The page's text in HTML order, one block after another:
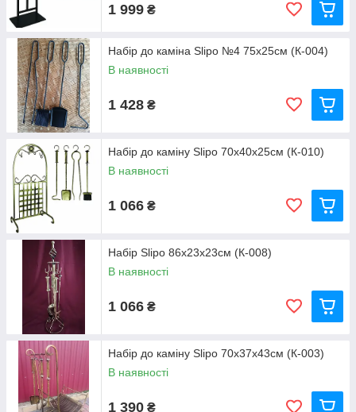
1 999 ₴
Набір до каміна Slipo №4 75x25см (К-004)
В наявності
1 428 ₴
Набір до каміну Slipo 70x40x25см (К-010)
В наявності
1 066 ₴
Набір Slipo 86x23x23см (К-008)
В наявності
1 066 ₴
Набір до каміну Slipo 70x37x43см (К-003)
В наявності
1 390 ₴